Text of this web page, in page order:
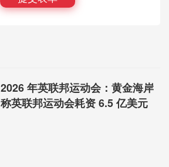
2026 年英联邦运动会：黄金海岸
称英联邦运动会耗资 6.5 亿美元